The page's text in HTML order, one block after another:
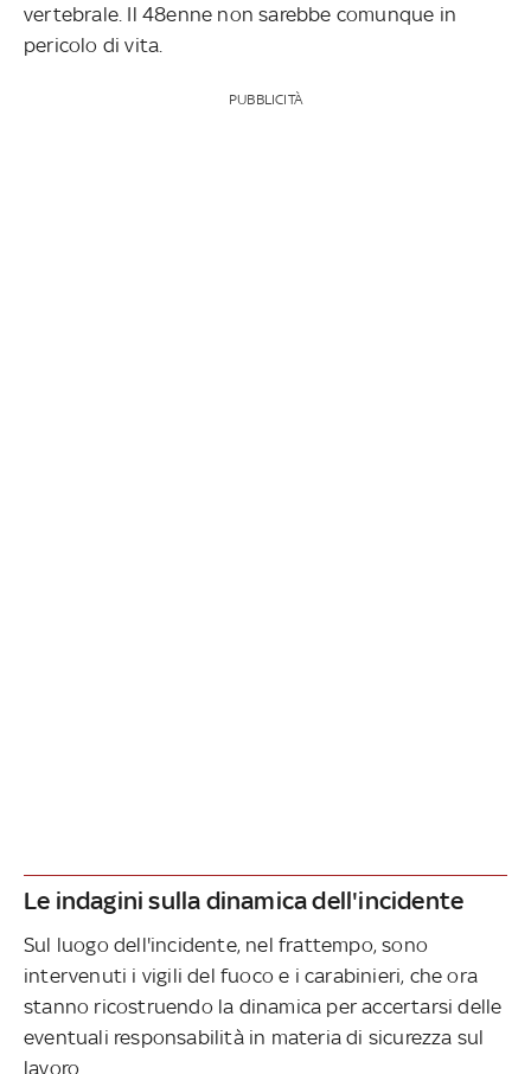
vertebrale. Il 48enne non sarebbe comunque in
pericolo di vita.
PUBBLICITÀ
Le indagini sulla dinamica dell'incidente
Sul luogo dell'incidente, nel frattempo, sono
intervenuti i vigili del fuoco e i carabinieri, che ora
stanno ricostruendo la dinamica per accertarsi delle
eventuali responsabilità in materia di sicurezza sul
lavoro.